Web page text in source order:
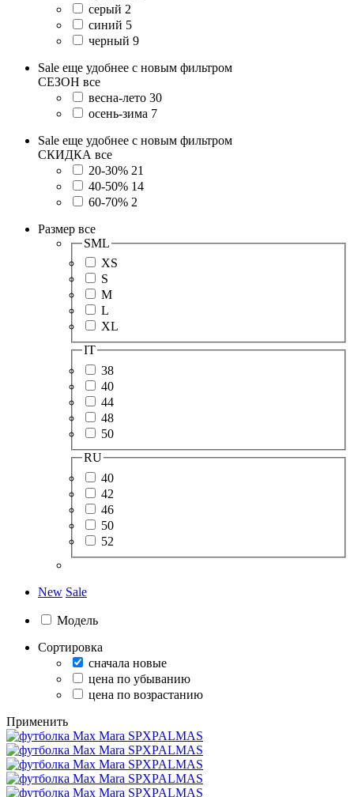
серый 2
синий 5
черный 9
Sale еще удобнее с новым фильтром
СЕЗОН все
весна-лето 30
осень-зима 7
Sale еще удобнее с новым фильтром
СКИДКА все
20-30% 21
40-50% 14
60-70% 2
Размер все
SML
XS
S
M
L
XL
IT
38
40
44
48
50
RU
40
42
46
50
52
New Sale
Модель
Сортировка
сначала новые
цена по убыванию
цена по возрастанию
Применить